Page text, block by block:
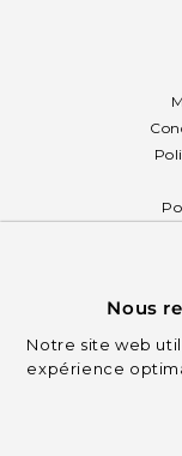
©
Nous
Notre site web
expérience